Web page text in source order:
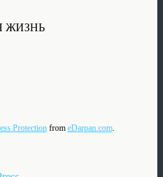
ЖИЗНЬ
Protectionfrom eDarpan.com.